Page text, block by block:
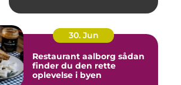
30. Jun
Restaurant aalborg sådan
finder du den rette
oplevelse i byen